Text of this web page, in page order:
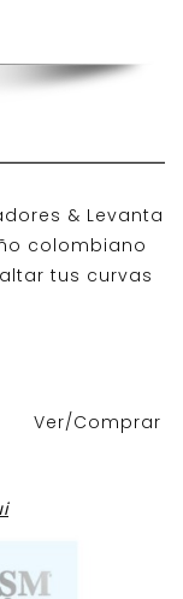
& Levanta
colombiano
tus curvas
Ver/Comprar